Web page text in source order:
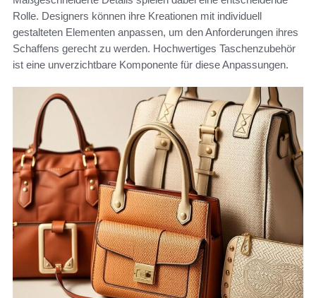
Rolle. Designers können ihre Kreationen mit individuell
gestalteten Elementen anpassen, um den Anforderungen ihres
Schaffens gerecht zu werden. Hochwertiges Taschenzubehör
ist eine unverzichtbare Komponente für diese Anpassungen.